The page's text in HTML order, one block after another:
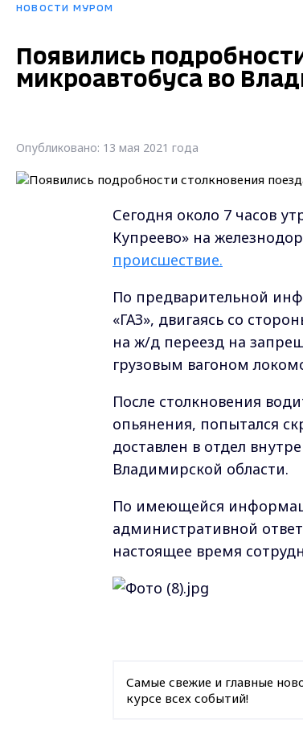
НОВОСТИ МУРОМ
Появились
микроавтобуса во
Опубликовано: 13 мая 2021 года
Сегодня около 7 часов
Купреево» на
происшествие.
По предварительной
«ГАЗ», двигаясь со
на ж/д переезд на
грузовым вагоном
После столкновения
опьянения, попытался
доставлен в отдел
Владимирской области.
По имеющейся
административной
настоящее время
Самые свежие и главные
курсе всех событий!